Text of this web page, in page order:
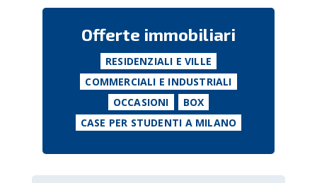
Offerte immobiliari
RESIDENZIALI E VILLE
COMMERCIALI E INDUSTRIALI
OCCASIONI
BOX
CASE PER STUDENTI A MILANO